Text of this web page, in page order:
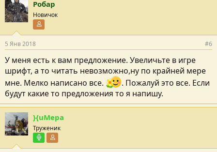
Робар
Новичок
5 Янв 2018 #6
У меня есть к вам предложение. Увеличьте в игре
шрифт, а то читать невозможно,ну по крайней мере
мне. Мелко написано все.
. Пожалуй это все. Если
будут какие то предложения то я напишу.
}{uMepa
Труженик
Команда озвучки